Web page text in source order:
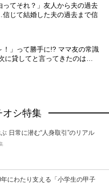
ってそれ？」友人から夫の過去
じて結婚した夫の過去まで信
！」って勝手に!? ママ友の常識
に貸してと言ってきたのは…
オシ特集
日常に潜む“人身取引”のリアル
にわたり支える「小学生の甲子